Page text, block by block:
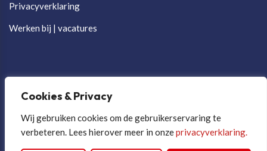
Cookies & Privacy
Wij gebruiken cookies om de gebruikerservaring te
verbeteren. Lees hierover meer in onzeprivacyverklaring.
Privacyverklaring
Werken bij | vacatures
Cookievoorkeuren aanpassen